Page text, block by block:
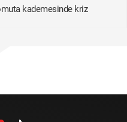
kademesinde kriz